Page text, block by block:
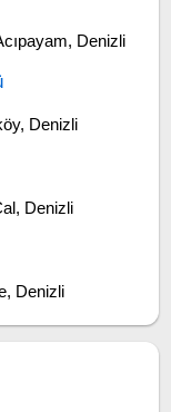
Denizli
Denizli
Denizli
Denizli